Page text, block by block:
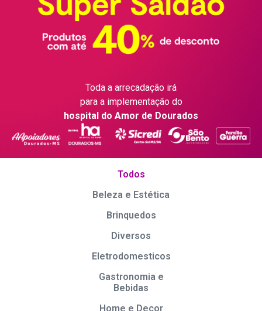
Toda a arrecadação irá
para a implementação do
hospital do Amor de Dourados
Beleza e Estética
Brinquedos
Diversos
Eletrodomesticos
Gastronomia e
Bebidas
Home e Decor
Todos